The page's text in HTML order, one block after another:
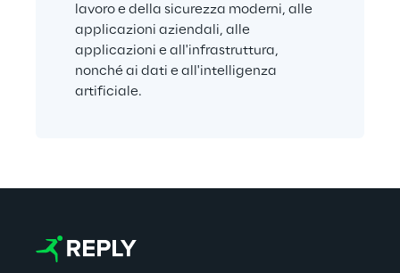
lavoro e della sicurezza moderni, alle
applicazioni aziendali, alle
applicazioni e all'infrastruttura,
nonché ai dati e all'intelligenza
artificiale.